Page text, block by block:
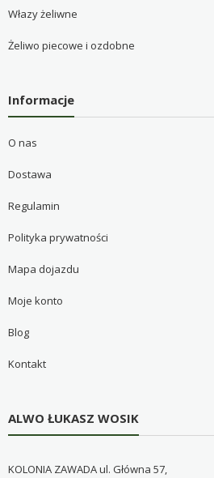
Włazy żeliwne
Żeliwo piecowe i ozdobne
Informacje
O nas
Dostawa
Regulamin
Polityka prywatności
Mapa dojazdu
Moje konto
Blog
Kontakt
ALWO ŁUKASZ WOSIK
KOLONIA ZAWADA ul. Główna 57,